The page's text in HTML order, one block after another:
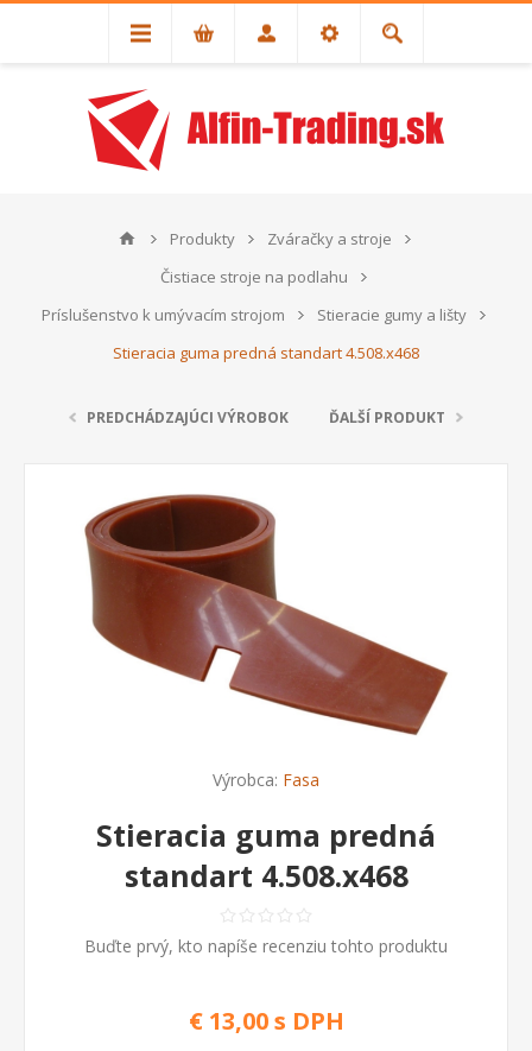
Produkty
Zváračky a stroje
Čistiace stroje na podlahu
Príslušenstvo k umývacím strojom
Stieracie gumy a lišty
Stieracia guma predná standart 4.508.x468
PREDCHÁDZAJÚCI VÝROBOK ĎALŠÍ PRODUKT
Výrobca: Fasa
Stieracia guma predná
standart 4.508.x468
Buďte prvý, kto napíše recenziu tohto produktu
€ 13,00 s DPH